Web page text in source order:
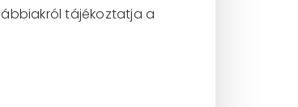
tájékoztatja a